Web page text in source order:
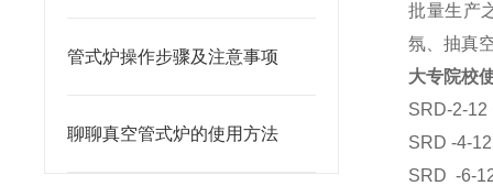
管式炉操作步骤及注意事项
聊聊真空管式炉的使用方法
批量生产
氛、抽真
大专院校
SRD-2-
SRD-4-
SRD -6-